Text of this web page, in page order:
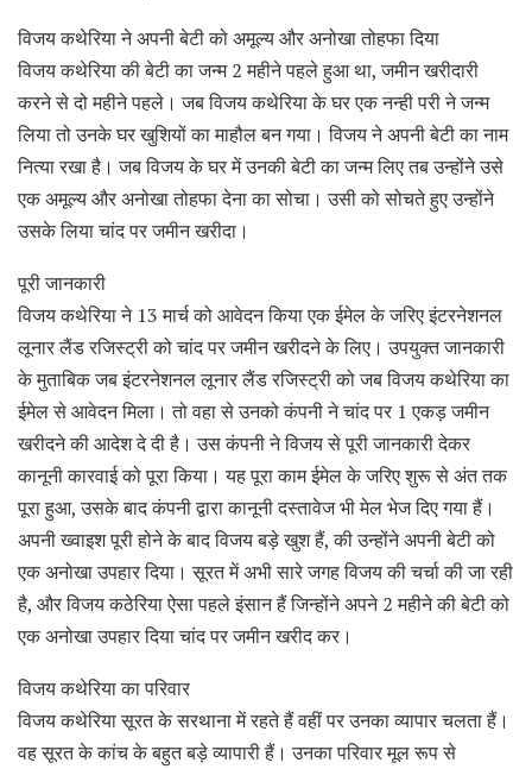
विजय कथेरिया ने अपनी बेटी को अमूल्य और अनोखा तोहफा दिया
विजय कथेरिया की बेटी का जन्म 2 महीने पहले हुआ था, जमीन खरीदारी
करने से दो महीने पहले। जब विजय कथेरिया के घर एक नन्ही परी ने जन्म
लिया तो उनके घर खुशियों का माहौल बन गया। विजय ने अपनी बेटी का नाम
नित्या रखा है। जब विजय के घर में उनकी बेटी का जन्म लिए तब उन्होंने उसे
एक अमूल्य और अनोखा तोहफा देना का सोचा। उसी को सोचते हुए उन्होंने
उसके लिया चांद पर जमीन खरीदा।
पूरी जानकारी
विजय कथेरिया ने 13 मार्च को आवेदन किया एक ईमेल के जरिए इंटरनेशनल
लूनार लैंड रजिस्ट्री को चांद पर जमीन खरीदने के लिए। उपयुक्त जानकारी
के मुताबिक जब इंटरनेशनल लूनार लैंड रजिस्ट्री को जब विजय कथेरिया का
ईमेल से आवेदन मिला। तो वहा से उनको कंपनी ने चांद पर 1 एकड़ जमीन
खरीदने की आदेश दे दी है। उस कंपनी ने विजय से पूरी जानकारी देकर
कानूनी कारवाई को पूरा किया। यह पूरा काम ईमेल के जरिए शुरू से अंत तक
पूरा हुआ, उसके बाद कंपनी द्वारा कानूनी दस्तावेज भी मेल भेज दिए गया हैं।
अपनी ख्वाइश पूरी होने के बाद विजय बड़े खुश हैं, की उन्होंने अपनी बेटी को
एक अनोखा उपहार दिया। सूरत में अभी सारे जगह विजय की चर्चा की जा रही
है, और विजय कठेरिया ऐसा पहले इंसान हैं जिन्होंने अपने 2 महीने की बेटी को
एक अनोखा उपहार दिया चांद पर जमीन खरीद कर।
विजय कथेरिया का परिवार
विजय कथेरिया सूरत के सरथाना में रहते हैं वहीं पर उनका व्यापार चलता हैं।
वह सूरत के कांच के बहुत बड़े व्यापारी हैं। उनका परिवार मूल रूप से